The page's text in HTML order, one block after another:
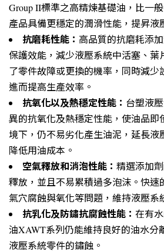
Group II標準之高精煉基礎油，比一
產品具備更穩定的潤滑性能，提昇液
抗磨耗性能： 高品質的抗磨耗添
保護效能，減少液壓系統中活塞、葉
了零件故障或更換的機率，同時減少
進而提高生產效率。
抗氧化以及熱穩定性能： 台塑液
異的抗氧化及熱穩定性能，使油品即
境下，仍不易劣化產生油泥，延長液
降低用油成本。
空氣釋放和消泡性能： 精選添加
釋放，並且不易累積過多泡沫。快速
氣穴腐蝕與氧化等問題，維持液壓系
抗乳化及防鏽抗腐蝕性能： 在有
油XAWT系列仍能維持良好的油水分
液壓系統零件的鏽蝕。